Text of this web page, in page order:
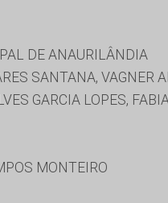
DE ANAURILÂNDIA
SANTANA, VAGNER
GARCIA LOPES,
MONTEIRO